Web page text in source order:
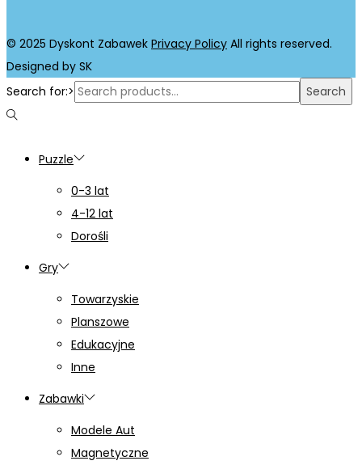
© 2025 Dyskont Zabawek Privacy Policy All rights reserved.
Designed by SK
Search for:>
Search
Puzzle
0-3 lat
4-12 lat
Dorośli
Gry
Towarzyskie
Planszowe
Edukacyjne
Inne
Zabawki
Modele Aut
Magnetyczne